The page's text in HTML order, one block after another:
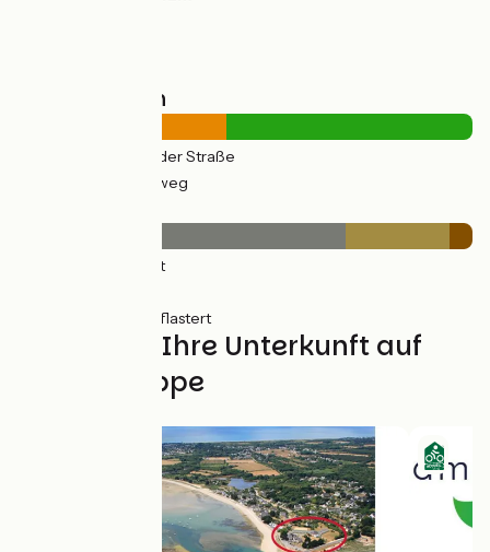
Straßentypen
(46%) Auf der Straße
(54%) Radweg
(72%) Glatt
(5%) Ungepflastert
Finden Sie Ihre Unterkunft auf
dieser Etappe